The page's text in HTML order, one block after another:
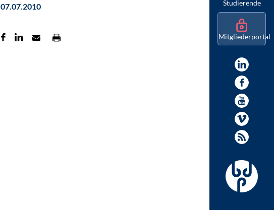
07.07.2010 Studierende
Mitgliederportal